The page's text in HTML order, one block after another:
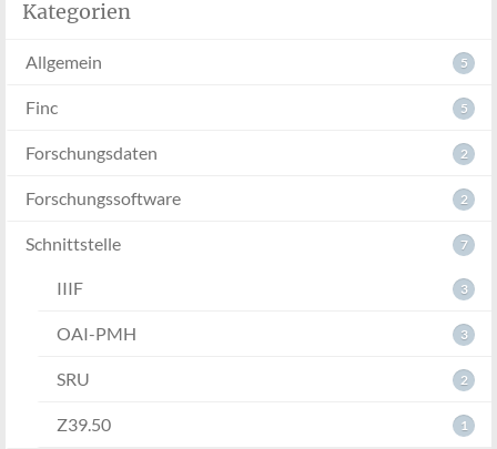
Kategorien
Allgemein 5
Finc 5
Forschungsdaten 2
Forschungssoftware 2
Schnittstelle 7
IIIF 3
OAI-PMH 3
SRU 2
Z39.50 1